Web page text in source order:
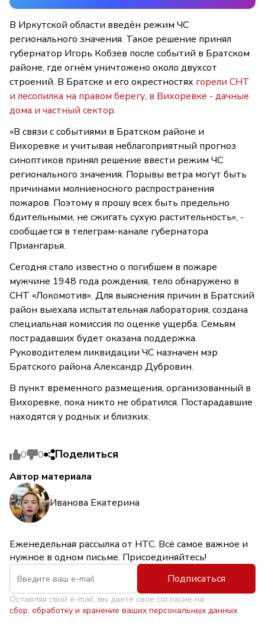
В Иркутской области введён режим ЧС
регионального значения. Такое решение принял
губернатор Игорь Кобзев после событий в Братском
районе, где огнём уничтожено около двухсот
строений. В Братске и его окрестностях горели СНТ
и лесопилка на правом берегу, в Вихоревке - дачные
дома и частный сектор.
«В связи с событиями в Братском районе и
Вихоревке и учитывая неблагоприятный прогноз
синоптиков принял решение ввести режим ЧС
регионального значения. Порывы ветра могут быть
причинами молниеносного распространения
пожаров. Поэтому я прошу всех быть предельно
бдительными, не сжигать сухую растительность», -
сообщается в телеграм-канале губернатора
Приангарья.
Сегодня стало известно о погибшем в пожаре
мужчине 1948 года рождения, тело обнаружено в
СНТ «Локомотив». Для выяснения причин в Братский
район выехала испытательная лаборатория, создана
специальная комиссия по оценке ущерба. Семьям
пострадавших будет оказана поддержка.
Руководителем ликвидации ЧС назначен мэр
Братского района Александр Дубровин.
В пункт временного размещения, организованный в
Вихоревке, пока никто не обратился. Постарадавшие
находятся у родных и близких.
0 0 Поделиться
Автор материала
Иванова Екатерина
Еженедельная рассылка от НТС. Всё самое важное и
нужное в одном письме. Присоединяйтесь!
Подписаться
Оставляя свой e-mail, вы даете свое согласие на
сбор, обработку и хранение ваших персональных данных